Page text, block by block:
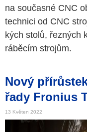
na sou­čas­né CNC
tech­ni­ci od CNC
kých stolů, řez­ných
rá­bě­cím stro­jům.
Nový
řady Fronius
13 Květen 2022